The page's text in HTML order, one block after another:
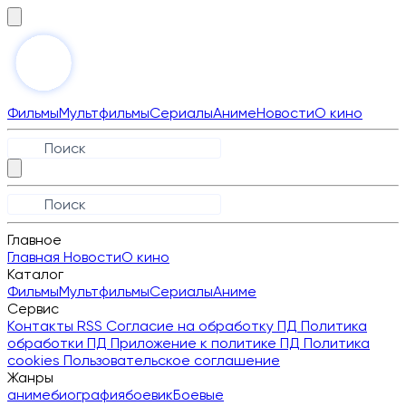
ФильмыМультфильмыСериалыАнимеНовостиО кино
Главное
Главная НовостиО кино
Каталог
ФильмыМультфильмыСериалыАниме
Сервис
Контакты RSS Согласие на обработку ПД Политика
обработки ПД Приложение к политике ПД Политика
cookies Пользовательское соглашение
Жанры
анимебиографиябоевикБоевые